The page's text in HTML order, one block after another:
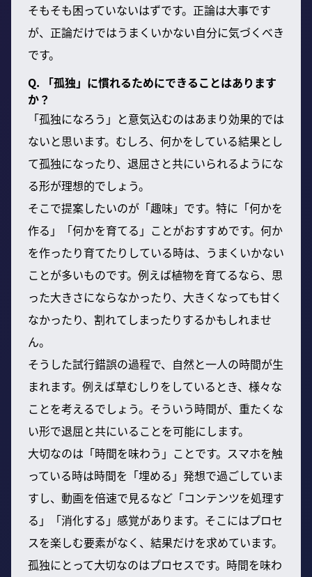
そもそも困っていないはずです。正論は大事です
が、正論だけではうまくいかない自分に気づくべき
です。
Q. 「孤独」に慣れるためにできることはあります
か？
「孤独になろう」と意気込むのはあまり効果的では
ないと思います。むしろ、何かをしている結果とし
て孤独になったり、退屈さと共にいられるようにな
る形が理想的でしょう。
そこで提案したいのが「趣味」です。特に「何かを
作る」「何かを育てる」ことがおすすめです。何か
を作ったり育てたりしている時は、うまくいかない
ことが多いものです。例えば植物を育てるなら、思
った大きさにならなかったり、大きくなっても甘く
なかったり、割れてしまったりするかもしれませ
ん。
そうした試行錯誤の過程で、自然と一人の時間が生
まれます。例えば草むしりをしているとき、様々な
ことを考えるでしょう。そういう時間が、重たくな
い形で退屈と共にいることを可能にします。
大切なのは「時間を味わう」ことです。スマホを触
っている時は時間を「埋める」発想で過ごしていま
すし、動画を倍速で見るなど「コンテンツを処理す
る」「消化する」感覚があります。そこにはプロセ
スを楽しむ要素がなく、結果だけを求めています。
孤独にとって大切なのはプロセスです。時間を味わ